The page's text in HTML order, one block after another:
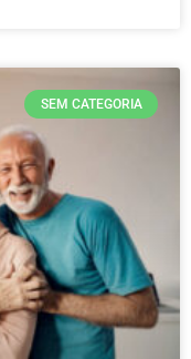
SEM CATEGORIA